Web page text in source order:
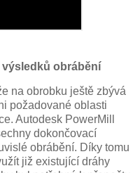
výsledků obrábění
na obrobku ještě zbývá
požadované oblasti
Autodesk PowerMill
dokončovací
obrábění. Díky tomu
již existující dráhy